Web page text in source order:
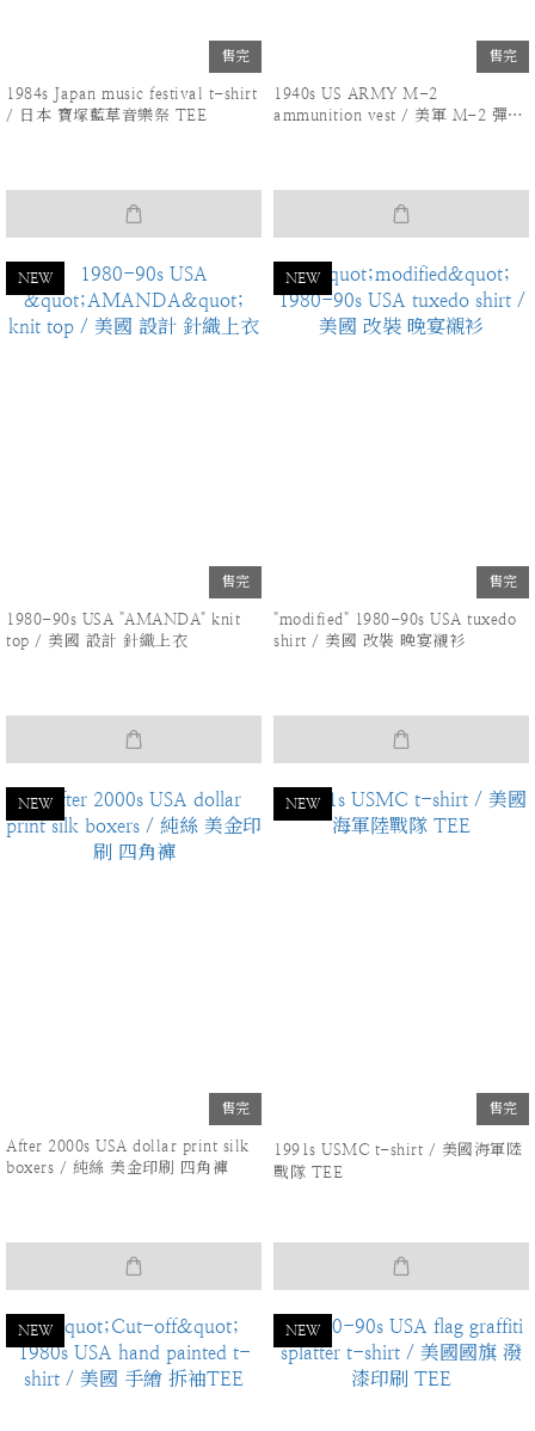
售完
1984s Japan music festival t-shirt
/ 日本 寶塚藍草音樂祭 TEE
售完
1940s US ARMY M-2
ammunition vest / 美軍 Ｍ-2 彈藥
NEW
售完
1980-90s USA "AMANDA" knit
top / 美國 設計 針織上衣
NEW
售完
"modified" 1980-90s USA tuxedo
shirt / 美國 改裝 晚宴襯衫
NEW
售完
After 2000s USA dollar print silk
boxers / 純絲 美金印刷 四角褲
NEW
售完
1991s USMC t-shirt / 美國海軍陸
戰隊 TEE
NEW NEW